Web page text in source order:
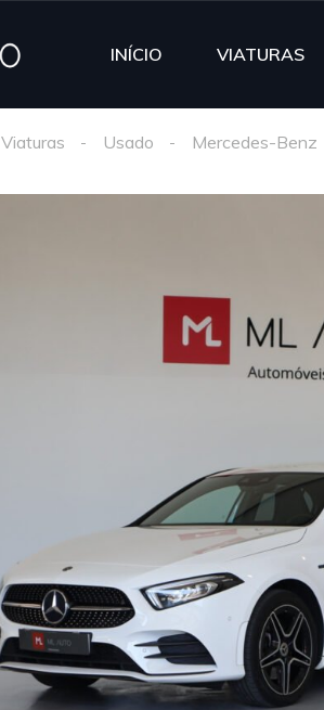
INÍCIO VIATURAS
Viaturas Usado Mercedes-Benz